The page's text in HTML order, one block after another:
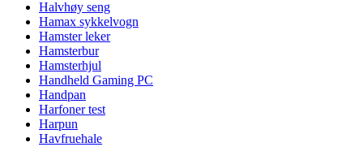
Halvhøy seng
Hamax sykkelvogn
Hamster leker
Hamsterbur
Hamsterhjul
Handheld Gaming PC
Handpan
Harfoner test
Harpun
Havfruehale